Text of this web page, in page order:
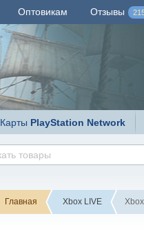
Оптовикам Отзывы
Карты PlayStation Network
Главная Xbox LIVE